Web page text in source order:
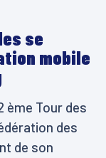
se
mobile
ème Tour des
des
de son